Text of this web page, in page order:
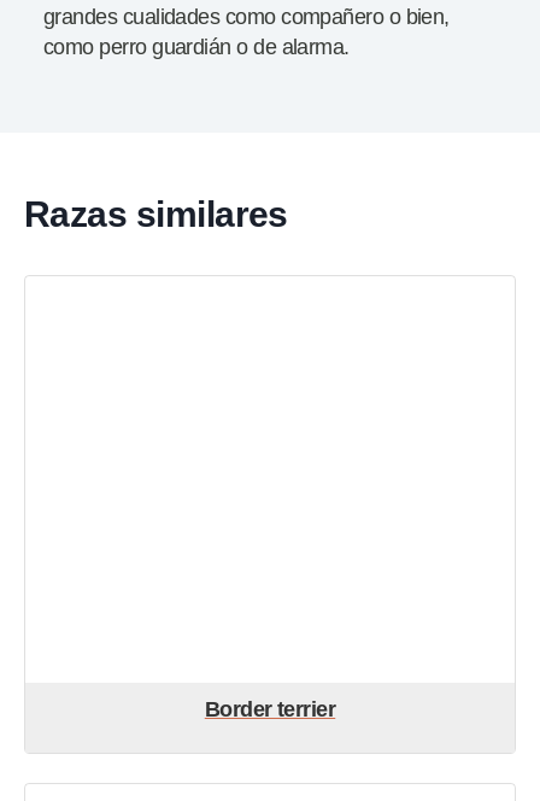
grandes cualidades como compañero o bien,
como perro guardián o de alarma.
Razas similares
Border terrier